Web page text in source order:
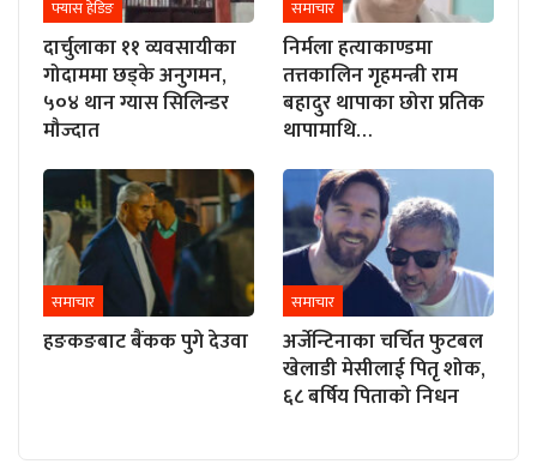
फ्यास हेडिङ
दार्चुलाका ११ व्यवसायीका
गोदाममा छड्के अनुगमन,
५०४ थान ग्यास सिलिन्डर
मौज्दात
समाचार
निर्मला हत्याकाण्डमा
तत्तकालिन गृहमन्त्री राम
बहादुर थापाका छोरा प्रतिक
थापामाथि…
समाचार
हङकङबाट बैंकक पुगे देउवा
समाचार
अर्जेन्टिनाका चर्चित फुटबल
खेलाडी मेसीलाई पितृ शोक,
६८ बर्षिय पिताको निधन